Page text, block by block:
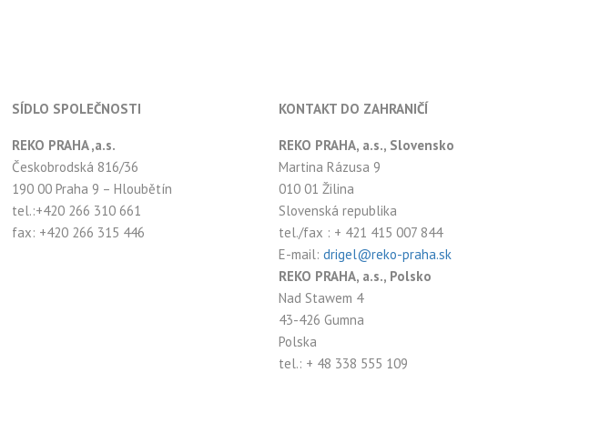
SÍDLO SPOLEČNOSTI
REKO PRAHA ,a.s.
Českobrodská 816/36
190 00 Praha 9 – Hloubětín
tel.:+420 266 310 661
fax: +420 266 315 446
KONTAKT DO ZAHRANIČÍ
REKO PRAHA, a.s., Slovensko
Martina Rázusa 9
010 01 Žilina
Slovenská republika
tel./fax : + 421 415 007 844
E-mail: drigel@reko-praha.sk
REKO PRAHA, a.s., Polsko
Nad Stawem 4
43-426 Gumna
Polska
tel.: + 48 338 555 109